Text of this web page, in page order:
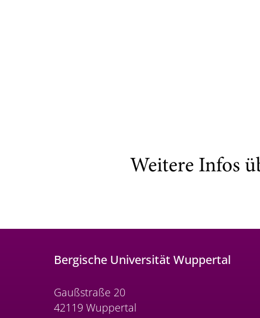
Weitere Infos
Bergische Universität Wuppertal
Gaußstraße 20
42119 Wuppertal